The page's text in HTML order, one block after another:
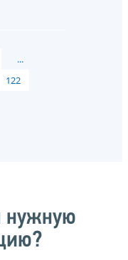
...
122
нужную